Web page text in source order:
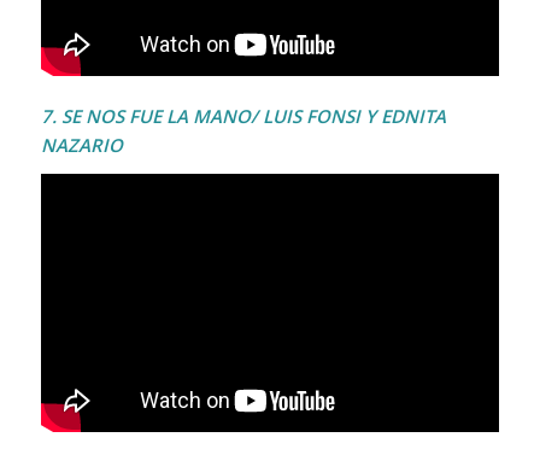
7. SE NOS FUE LA MANO/ LUIS FONSI Y EDNITA
NAZARIO